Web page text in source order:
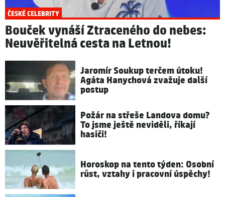
ČESKÉ CELEBRITY
Bouček vynáší Ztraceného do nebes:
Neuvěřitelná cesta na Letnou!
Jaromír Soukup terčem útoku!
Agáta Hanychová zvažuje další
postup
Požár na střeše Landova domu?
To jsme ještě neviděli, říkají
hasiči!
Horoskop na tento týden: Osobní
růst, vztahy i pracovní úspěchy!